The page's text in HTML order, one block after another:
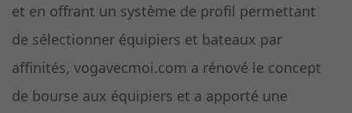
et en offrant un système de profil permettant
de sélectionner équipiers et bateaux par
affinités, vogavecmoi.com a rénové le concept
de bourse aux équipiers et a apporté une